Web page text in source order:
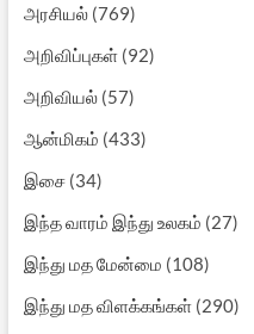
அரசியல்(769)
அறிவிப்புகள்(92)
அறிவியல்(57)
ஆன்மிகம் (433)
இசை(34)
இந்த வாரம் இந்து உலகம் (27)
இந்து மத மேன்மை (108)
இந்து மத விளக்கங்கள்(290)